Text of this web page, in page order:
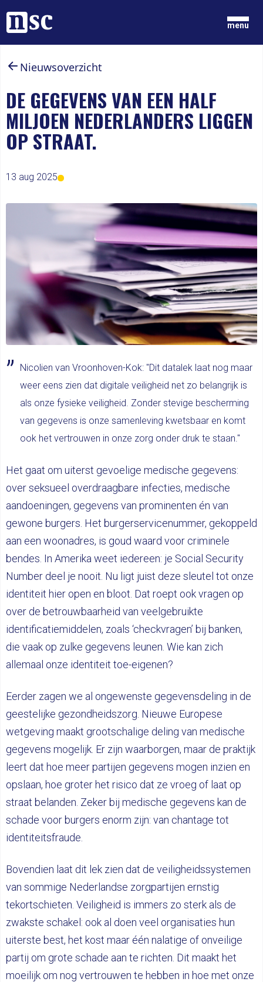
Home
menu
GRONDGEDACHTEN
ONZE MENSEN
DOCUMENTEN
PARTIJ
DOE MEE
Nieuwsoverzicht
DE GEGEVENS VAN EEN HALF
MILJOEN NEDERLANDERS LIGGEN
OP STRAAT.
13 aug 2025
Nicolien van Vroonhoven-Kok: "Dit datalek laat nog maar
weer eens zien dat digitale veiligheid net zo belangrijk is
als onze fysieke veiligheid. Zonder stevige bescherming
van gegevens is onze samenleving kwetsbaar en komt
ook het vertrouwen in onze zorg onder druk te staan."
Het gaat om uiterst gevoelige medische gegevens:
over seksueel overdraagbare infecties, medische
aandoeningen, gegevens van prominenten én van
gewone burgers. Het burgerservicenummer, gekoppeld
aan een woonadres, is goud waard voor criminele
bendes. In Amerika weet iedereen: je Social Security
Number deel je nooit. Nu ligt juist deze sleutel tot onze
identiteit hier open en bloot. Dat roept ook vragen op
over de betrouwbaarheid van veelgebruikte
identificatiemiddelen, zoals ‘checkvragen’ bij banken,
die vaak op zulke gegevens leunen. Wie kan zich
allemaal onze identiteit toe-eigenen?
Eerder zagen we al ongewenste gegevensdeling in de
geestelijke gezondheidszorg. Nieuwe Europese
wetgeving maakt grootschalige deling van medische
gegevens mogelijk. Er zijn waarborgen, maar de praktijk
leert dat hoe meer partijen gegevens mogen inzien en
opslaan, hoe groter het risico dat ze vroeg of laat op
straat belanden. Zeker bij medische gegevens kan de
schade voor burgers enorm zijn: van chantage tot
identiteitsfraude.
Bovendien laat dit lek zien dat de veiligheidssystemen
van sommige Nederlandse zorgpartijen ernstig
tekortschieten. Veiligheid is immers zo sterk als de
zwakste schakel: ook al doen veel organisaties hun
uiterste best, het kost maar één nalatige of onveilige
partij om grote schade aan te richten. Dit maakt het
moeilijk om nog vertrouwen te hebben in hoe met onze